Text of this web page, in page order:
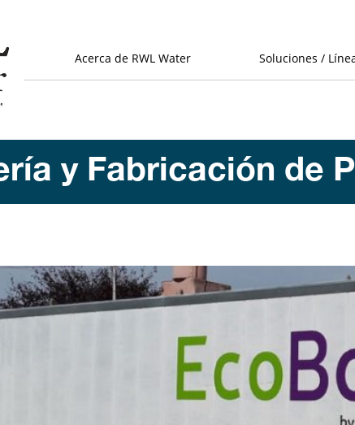
Acerca de RWL Water Soluciones /
y Fabricación de